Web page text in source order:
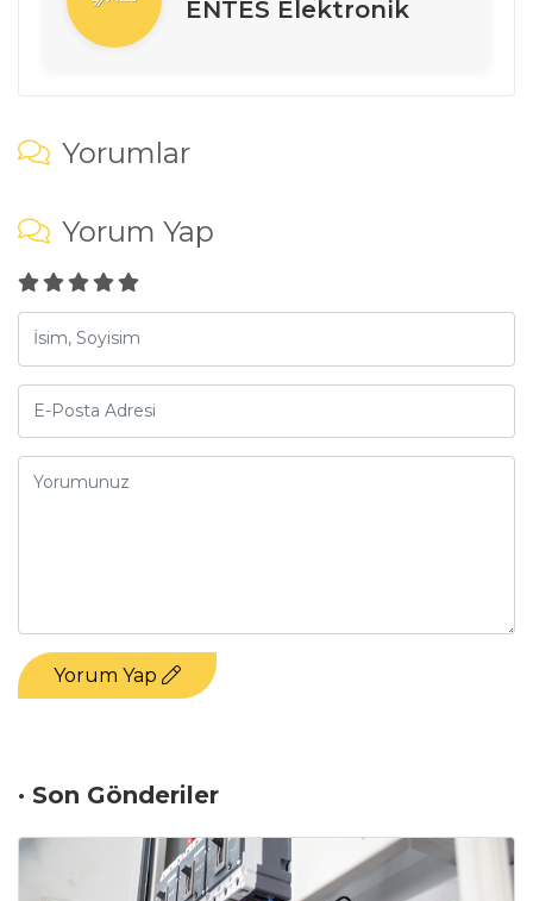
ENTES Elektronik
Yorumlar
Yorum Yap
Yorum Yap
· Son Gönderiler